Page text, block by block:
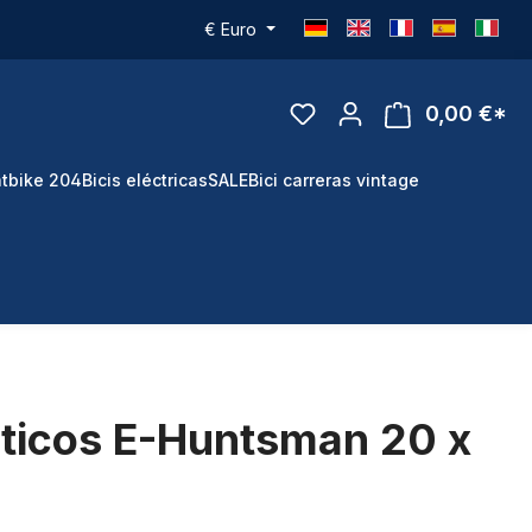
€ Euro
0,00 €*
204Bicis eléctricasSALEBici carreras vintage
E-Huntsman 20 x